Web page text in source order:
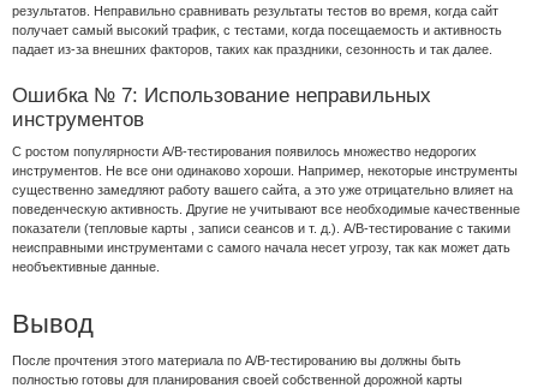
результатов. Неправильно сравнивать результаты тестов во время, когда сайт
получает самый высокий трафик, с тестами, когда посещаемость и активность
падает из-за внешних факторов, таких как праздники, сезонность и так далее.
Ошибка № 7: Использование неправильных
инструментов
С ростом популярности A/B-тестирования появилось множество недорогих
инструментов. Не все они одинаково хороши. Например, некоторые инструменты
существенно замедляют работу вашего сайта, а это уже отрицательно влияет на
поведенческую активность. Другие не учитывают все необходимые качественные
показатели (тепловые карты , записи сеансов и т. д.). A/B-тестирование с такими
неисправными инструментами с самого начала несет угрозу, так как может дать
необъективные данные.
Вывод
После прочтения этого материала по A/B-тестированию вы должны быть
полностью готовы для планирования своей собственной дорожной карты